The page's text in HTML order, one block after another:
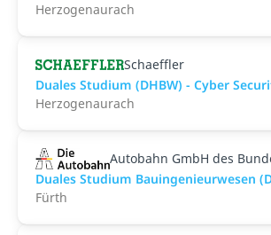
Herzogenaurach
Schaeffler
Duales Studium (DHBW) - Cyber
Herzogenaurach
Autobahn GmbH des
Duales Studium Bauingenieurwesen
Fürth